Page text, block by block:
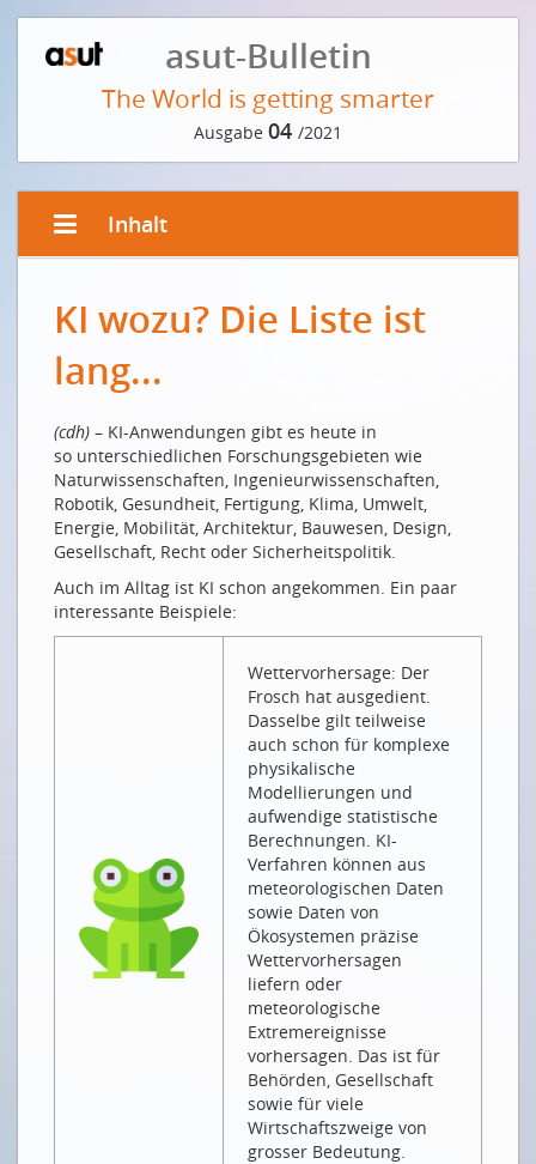
asut-Bulletin
The World is getting smarter
Ausgabe 04 /2021
Inhalt
Der Weg zur Innovation führt über die Cloud
Le chemin vers l’innovation passe par le cloud
VORWORT DER REDAKTION
Was der Intelligenz zugrunde liegt
EDGE- UND CLOUD COMPUTING
Eine «smarte» Fabrik braucht Rechenleistung vor Ort
KI UND DEEP LEARNING
Eine Kürzestgeschichte des Deep Learnings
KI wozu? Die Liste ist lang...
KI-FORSCHUNG IN BERN: INTERVIEW MIT RAPHAEL
Wenn künstliche Intelligenz das Gehirn nach
Quand l'AI scanne le cerveau à la recherche de
INTELLIGENTE ANWENDUNGEN
Digitalisierung als Chance für die Umwelt
Saubere Gewässer mit künstlicher Intelligenz und
Und es gibt sie doch, die intelligente Küche
Covid in der Lunge sehen und hören
Wir erleben derzeit, wie Computeralgorithmen die
KI wozu? Die Liste ist
lang...
(cdh) – KI-​Anwendungen gibt es heute in
so unterschiedlichen Forschungsgebieten wie
Naturwissenschaften, Ingenieurwissenschaften,
Robotik, Gesundheit, Fertigung, Klima, Umwelt,
Energie, Mobilität, Architektur, Bauwesen, Design,
Gesellschaft, Recht oder Sicherheitspolitik.
Auch im Alltag ist KI schon angekommen. Ein paar
interessante Beispiele:
Wettervorhersage: Der
Frosch hat ausgedient.
Dasselbe gilt teilweise
auch schon für komplexe
physikalische
Modellierungen und
aufwendige statistische
Berechnungen. KI-
Verfahren können aus
meteorologischen Daten
sowie Daten von
Ökosystemen präzise
Wettervorhersagen
liefern oder
meteorologische
Extremereignisse
vorhersagen. Das ist für
Behörden, Gesellschaft
sowie für viele
Wirtschaftszweige von
grosser Bedeutung.